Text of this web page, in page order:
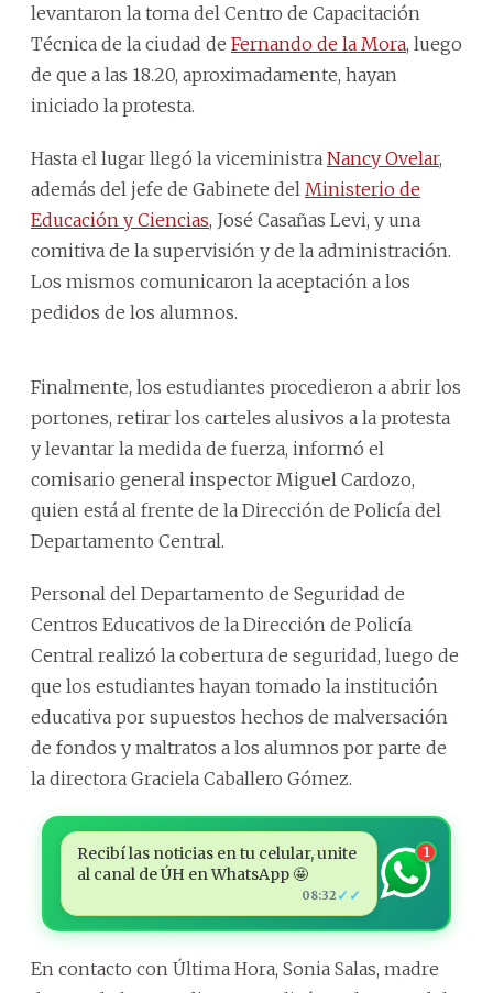
levantaron la toma del Centro de Capacitación
Técnica de la ciudad de Fernando de la Mora, luego
de que a las 18.20, aproximadamente, hayan
iniciado la protesta.
Hasta el lugar llegó la viceministra Nancy Ovelar,
además del jefe de Gabinete del Ministerio de
Educación y Ciencias, José Casañas Levi, y una
comitiva de la supervisión y de la administración.
Los mismos comunicaron la aceptación a los
pedidos de los alumnos.
Finalmente, los estudiantes procedieron a abrir los
portones, retirar los carteles alusivos a la protesta
y levantar la medida de fuerza, informó el
comisario general inspector Miguel Cardozo,
quien está al frente de la Dirección de Policía del
Departamento Central.
Personal del Departamento de Seguridad de
Centros Educativos de la Dirección de Policía
Central realizó la cobertura de seguridad, luego de
que los estudiantes hayan tomado la institución
educativa por supuestos hechos de malversación
de fondos y maltratos a los alumnos por parte de
la directora Graciela Caballero Gómez.
Recibí las noticias en tu celular, unite
al canal de ÚH en WhatsApp 🤩
08:32 ✓✓
1
En contacto con Última Hora, Sonia Salas, madre